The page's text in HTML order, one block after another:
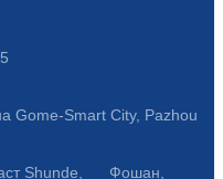
Gome-Smart City, Pazhou
Shunde, Фошан,